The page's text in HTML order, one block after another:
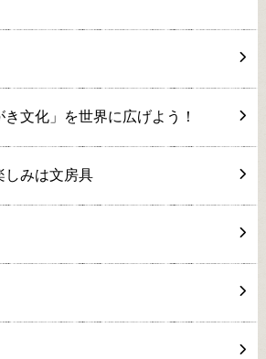
文化」を世界に広げよう！
しみは文房具